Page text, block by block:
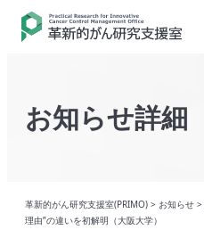
お知らせ詳細
革新的がん研究支援室(PRIMO) > お知らせ >
理由”の違いを初解明（大阪大学）